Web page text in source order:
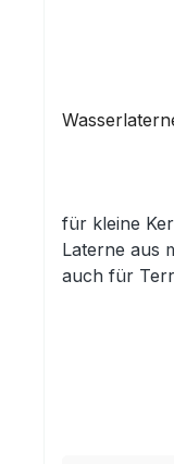
für kleine
Laterne aus
auch für